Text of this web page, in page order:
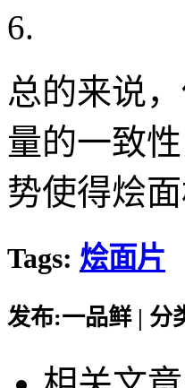
总的来说
量的一致
势使得烩
Tags: 烩面片
发布:一品鲜 | 分